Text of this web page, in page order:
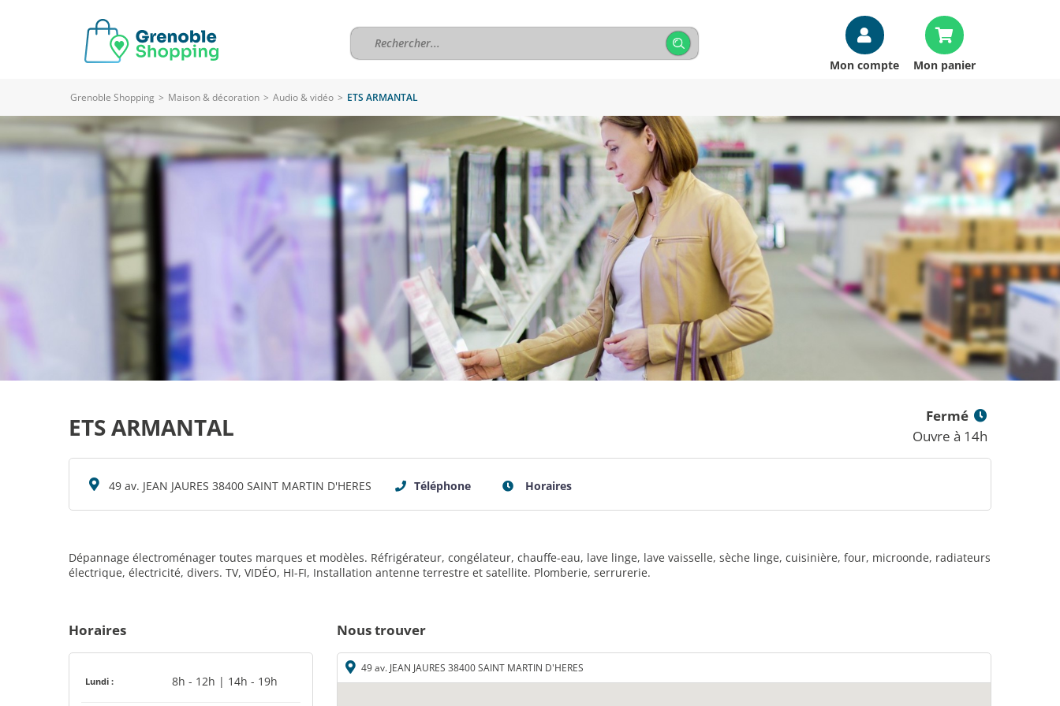
Mon compte Mon panier
Grenoble Shopping > Maison & décoration > Audio & vidéo > ETS ARMANTAL
ETS ARMANTAL
Fermé
Ouvre à 14h
49 av. JEAN JAURES 38400 SAINT MARTIN D'HERES Téléphone Horaires
Dépannage électroménager toutes marques et modèles. Réfrigérateur, congélateur, chauffe-eau, lave linge, lave vaisselle, sèche linge, cuisinière, four, microonde, radiateurs
électrique, électricité, divers. TV, VIDÉO, HI-FI, Installation antenne terrestre et satellite. Plomberie, serrurerie.
Horaires
Lundi : 8h - 12h | 14h - 19h
Nous trouver
49 av. JEAN JAURES 38400 SAINT MARTIN D'HERES